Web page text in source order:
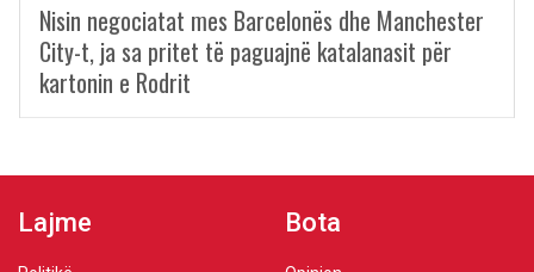
Nisin negociatat mes Barcelonës dhe Manchester
City-t, ja sa pritet të paguajnë katalanasit për
kartonin e Rodrit
Lajme Bota